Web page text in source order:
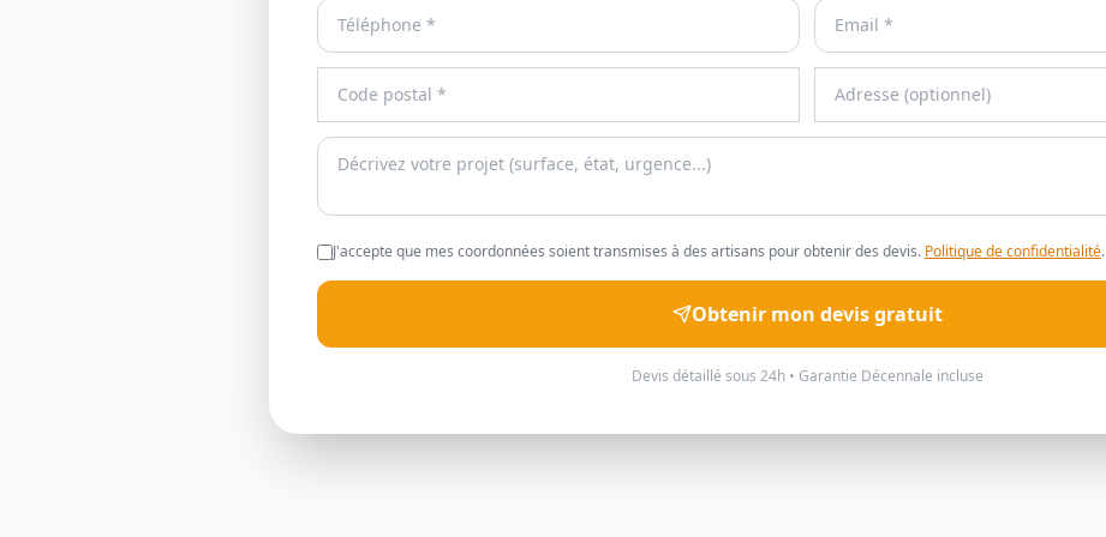
J'accepte que mes coordonnées soient transmises à des artisans pour obtenir des devis. Politique de confidentialité.
Obtenir mon devis gratuit
Devis détaillé sous 24h • Garantie Décennale incluse